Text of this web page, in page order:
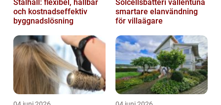
Stålhall: flexibel, hållbar
och kostnadseffektiv
byggnadslösning
Solcellsbatteri vallentuna
smartare elanvändning
för villaägare